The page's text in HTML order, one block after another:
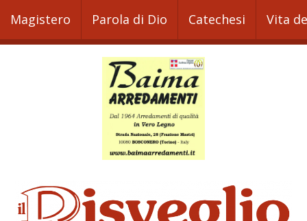
Magistero Parola di Dio Catechesi Vita